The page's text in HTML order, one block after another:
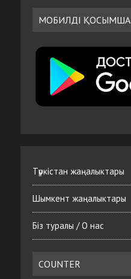
МОБИЛДІ ҚОСЫМША
Түркістан жаңалыктары
Шымкент жаңалыктары
Біз туралы / О нас
COUNTER